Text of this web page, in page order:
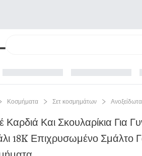
Κοσμήματα Σετ κοσμημάτων
Καρδιά Και Σκουλαρίκια Για
18K Επιχρυσωμένο Σμάλτο